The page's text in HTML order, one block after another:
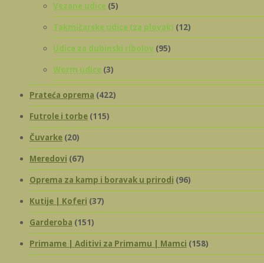
Vezane udice (5)
Takmičarske udice (za plovak) (12)
Udice za dubinski ribolov (95)
Worm udice (3)
Prateća oprema (422)
Futrole i torbe (115)
Čuvarke (20)
Meredovi (67)
Oprema za kamp i boravak u prirodi (96)
Kutije | Koferi (37)
Garderoba (151)
Primame | Aditivi za Primamu | Mamci (158)